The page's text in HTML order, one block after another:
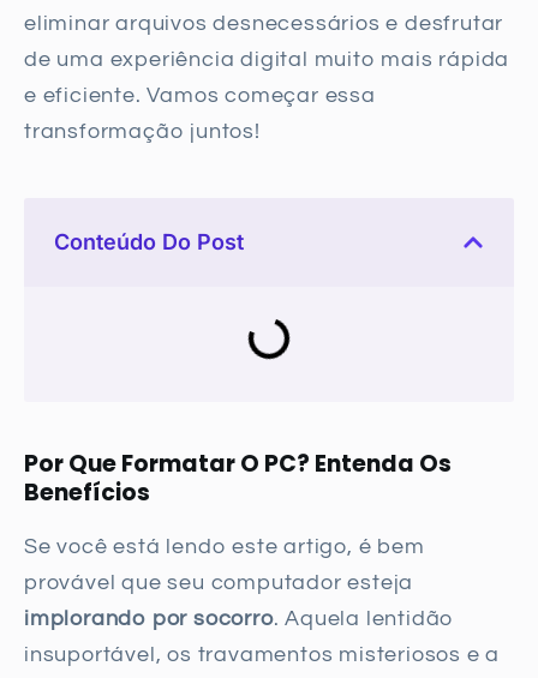
eliminar arquivos desnecessários e desfrutar
de uma experiência digital muito mais rápida
e eficiente. Vamos começar essa
transformação juntos!
Conteúdo Do Post
Por Que Formatar O PC? Entenda Os
Benefícios
Se você está lendo este artigo, é bem
provável que seu computador esteja
implorando por socorro. Aquela lentidão
insuportável, os travamentos misteriosos e a